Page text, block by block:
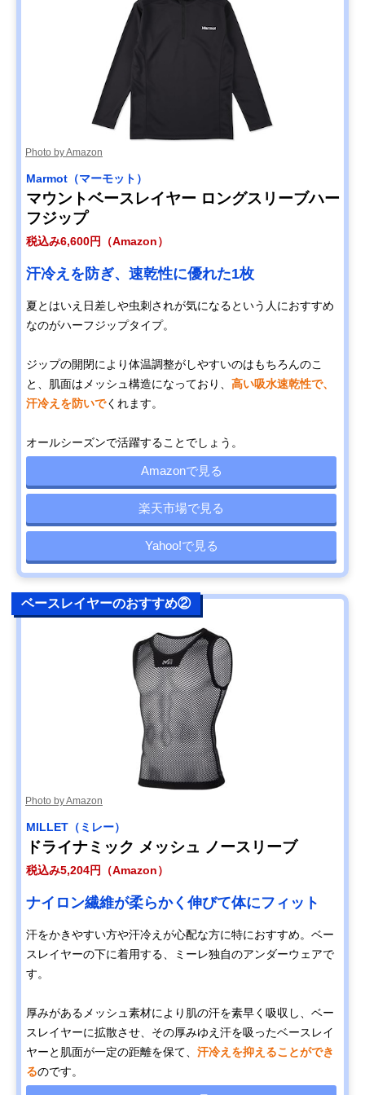
Photo by Amazon
Marmot（マーモット）
マウントベースレイヤー ロングスリーブハー
フジップ
税込み6,600円（Amazon）
汗冷えを防ぎ、速乾性に優れた1枚
夏とはいえ日差しや虫刺されが気になるという人におすすめ
なのがハーフジップタイプ。
ジップの開閉により体温調整がしやすいのはもちろんのこ
と、肌面はメッシュ構造になっており、 高い吸水速乾性で、
汗冷えを防いでくれます。
オールシーズンで活躍することでしょう。
Amazonで見る
楽天市場で見る
Yahoo!で見る
ベースレイヤーのおすすめ②
Photo by Amazon
MILLET（ミレー）
ドライナミック メッシュ ノースリーブ
税込み5,204円（Amazon）
ナイロン繊維が柔らかく伸びて体にフィット
汗をかきやすい方や汗冷えが心配な方に特におすすめ。ベー
スレイヤーの下に着用する、ミーレ独自のアンダーウェアで
す。
厚みがあるメッシュ素材により肌の汗を素早く吸収し、ベー
スレイヤーに拡散させ、その厚みゆえ汗を吸ったベースレイ
ヤーと肌面が一定の距離を保て、 汗冷えを抑えることができ
るのです。